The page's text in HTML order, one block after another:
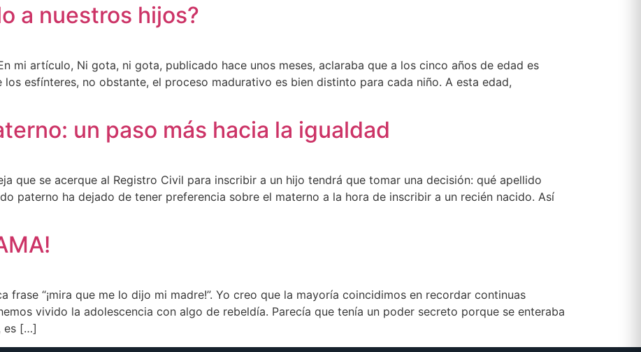
a nuestros hijos?
mi artículo, Ni gota, ni gota, publicado hace unos meses, aclaraba que a los cinco años de edad es
esfínteres, no obstante, el proceso madurativo es bien distinto para cada niño. A esta edad,
un paso más hacia la igualdad
que se acerque al Registro Civil para inscribir a un hijo tendrá que tomar una decisión: qué apellido
paterno ha dejado de tener preferencia sobre el materno a la hora de inscribir a un recién nacido. Así
frase “¡mira que me lo dijo mi madre!”. Yo creo que la mayoría coincidimos en recordar continuas
vivido la adolescencia con algo de rebeldía. Parecía que tenía un poder secreto porque se enteraba
es […]